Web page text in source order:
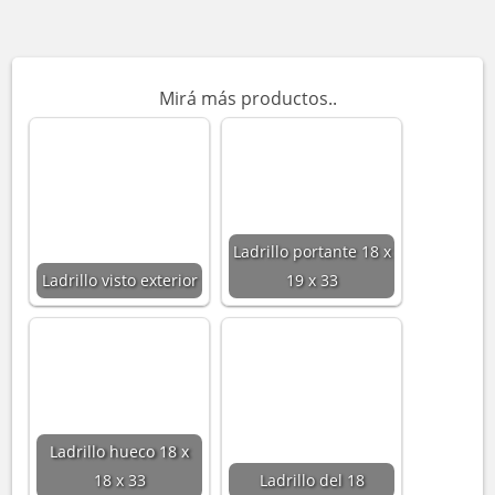
Mirá más productos..
Ladrillo visto exterior
Ladrillo portante 18 x
19 x 33
Ladrillo hueco 18 x
18 x 33
Ladrillo del 18